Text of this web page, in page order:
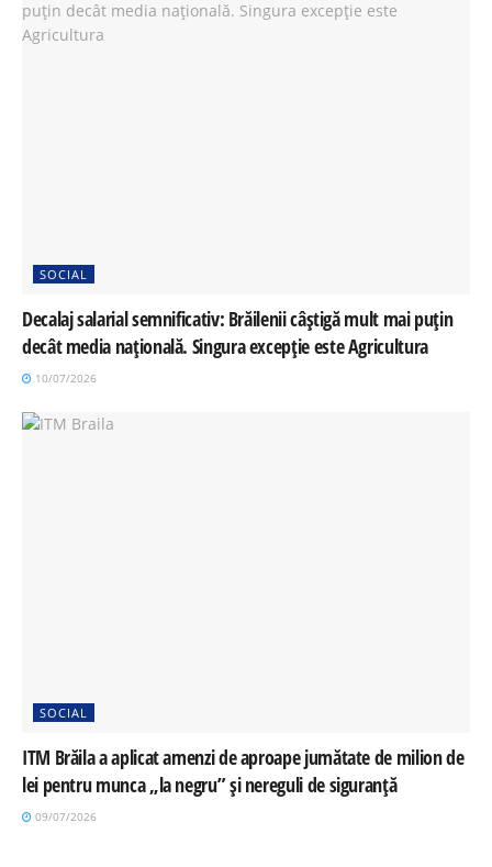
SOCIAL
Decalaj salarial semnificativ: Brăilenii câștigă mult mai puțin
decât media națională. Singura excepție este Agricultura
10/07/2026
SOCIAL
ITM Brăila a aplicat amenzi de aproape jumătate de milion de
lei pentru munca „la negru” și nereguli de siguranță
09/07/2026